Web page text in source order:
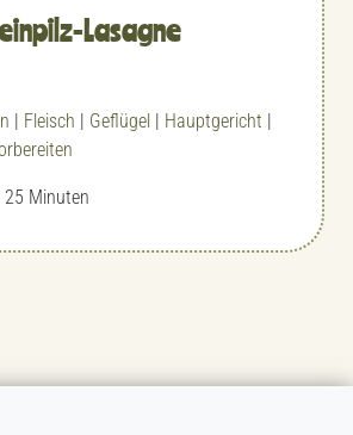
Lasagne
| Fleisch | Geflügel | Hauptgericht |
25 Minuten